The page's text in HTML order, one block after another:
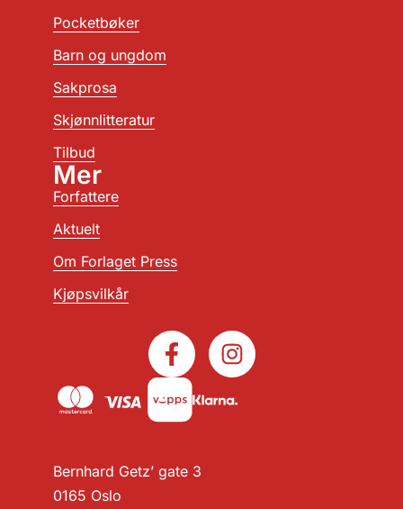
Bernhard Getz’ gate 3
0165 Oslo
Pocketbøker
Barn og ungdom
Sakprosa
Skjønnlitteratur
Tilbud
Mer
Forfattere
Aktuelt
Om Forlaget Press
Kjøpsvilkår